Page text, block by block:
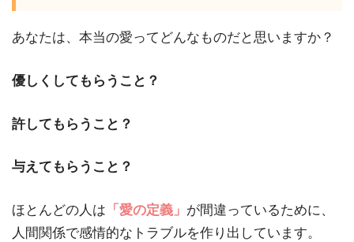
あなたは、本当の愛ってどんなものだと思いますか？
優しくしてもらうこと？
許してもらうこと？
与えてもらうこと？
ほとんどの人は 「愛の定義」 が間違っているために、
人間関係で感情的なトラブルを作り出しています。